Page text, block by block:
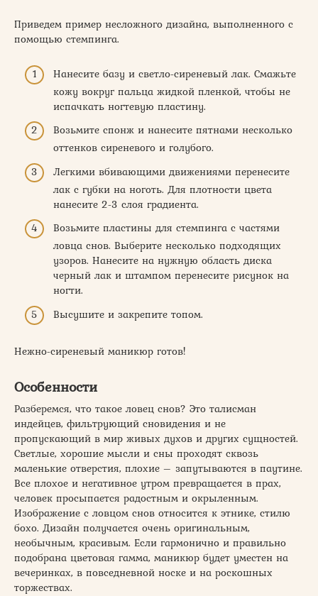
Приведем пример несложного дизайна, выполненного с
помощью стемпинга.
Нанесите базу и светло-сиреневый лак. Смажьте
кожу вокруг пальца жидкой пленкой, чтобы не
испачкать ногтевую пластину.
Возьмите спонж и нанесите пятнами несколько
оттенков сиреневого и голубого.
Легкими вбивающими движениями перенесите
лак с губки на ноготь. Для плотности цвета
нанесите 2-3 слоя градиента.
Возьмите пластины для стемпинга с частями
ловца снов. Выберите несколько подходящих
узоров. Нанесите на нужную область диска
черный лак и штампом перенесите рисунок на
ногти.
Высушите и закрепите топом.
Нежно-сиреневый маникюр готов!
Особенности
Разберемся, что такое ловец снов? Это талисман
индейцев, фильтрующий сновидения и не
пропускающий в мир живых духов и других сущностей.
Светлые, хорошие мысли и сны проходят сквозь
маленькие отверстия, плохие – запутываются в паутине.
Все плохое и негативное утром превращается в прах,
человек просыпается радостным и окрыленным.
Изображение с ловцом снов относится к этнике, стилю
бохо. Дизайн получается очень оригинальным,
необычным, красивым. Если гармонично и правильно
подобрана цветовая гамма, маникюр будет уместен на
вечеринках, в повседневной носке и на роскошных
торжествах.